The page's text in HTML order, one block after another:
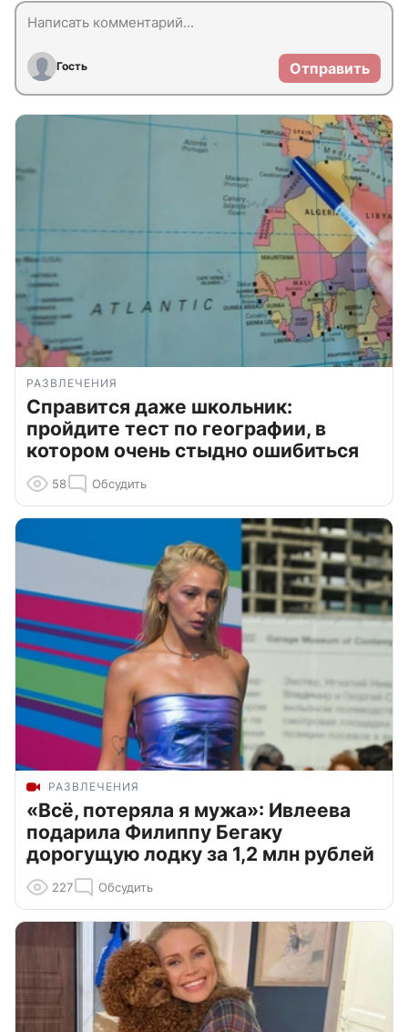
Гость Отправить
РАЗВЛЕЧЕНИЯ
Справится даже школьник:
пройдите тест по географии, в
котором очень стыдно ошибиться
58 Обсудить
РАЗВЛЕЧЕНИЯ
«Всё, потеряла я мужа»: Ивлеева
подарила Филиппу Бегаку
дорогущую лодку за 1,2 млн рублей
227 Обсудить